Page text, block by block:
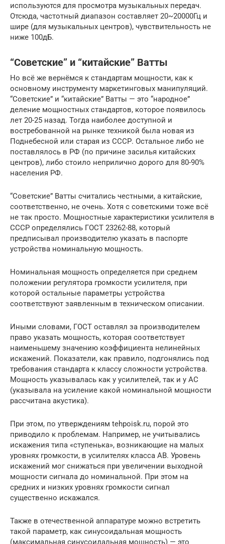
используются для просмотра музыкальных передач.
Отсюда, частотный диапазон составляет 20~20000Гц и
шире (для музыкальных центров), чувствительность не
ниже 100дБ.
“Советские” и “китайские” Ватты
Но всё же вернёмся к стандартам мощности, как к
основному инструменту маркетинговых манипуляций.
“Советские” и “китайские” Ватты — это “народное”
деление мощностных стандартов, которое появилось
лет 20-25 назад. Тогда наиболее доступной и
востребованной на рынке техникой была новая из
Поднебесной или старая из СССР. Остальное либо не
поставлялось в РФ (по причине засилья китайских
центров), либо стоило неприлично дорого для 80-90%
населения РФ.
“Советские” Ватты считались честными, а китайские,
соответственно, не очень. Хотя с советскими тоже всё
не так просто. Мощностные характеристики усилителя в
СССР определялись ГОСТ 23262-88, который
предписывал производителю указать в паспорте
устройства номинальную мощность.
Номинальная мощность определяется при среднем
положении регулятора громкости усилителя, при
которой остальные параметры устройства
соответствуют заявленным в техническом описании.
Иными словами, ГОСТ оставлял за производителем
право указать мощность, которая соответствует
наименьшему значению коэффициента нелинейных
искажений. Показатели, как правило, подгонялись под
требования стандарта к классу сложности устройства.
Мощность указывалась как у усилителей, так и у АС
(указывала на усиление какой номинальной мощности
рассчитана акустика).
При этом, по утверждениям tehpoisk.ru, порой это
приводило к проблемам. Например, не учитывались
искажения типа «ступенька», возникающие на малых
уровнях громкости, в усилителях класса АВ. Уровень
искажений мог снижаться при увеличении выходной
мощности сигнала до номинальной. При этом на
средних и низких уровнях громкости сигнал
существенно искажался.
Также в отечественной аппаратуре можно встретить
такой параметр, как синусоидальная мощность
(максимальная синусоидальная мощность) — это